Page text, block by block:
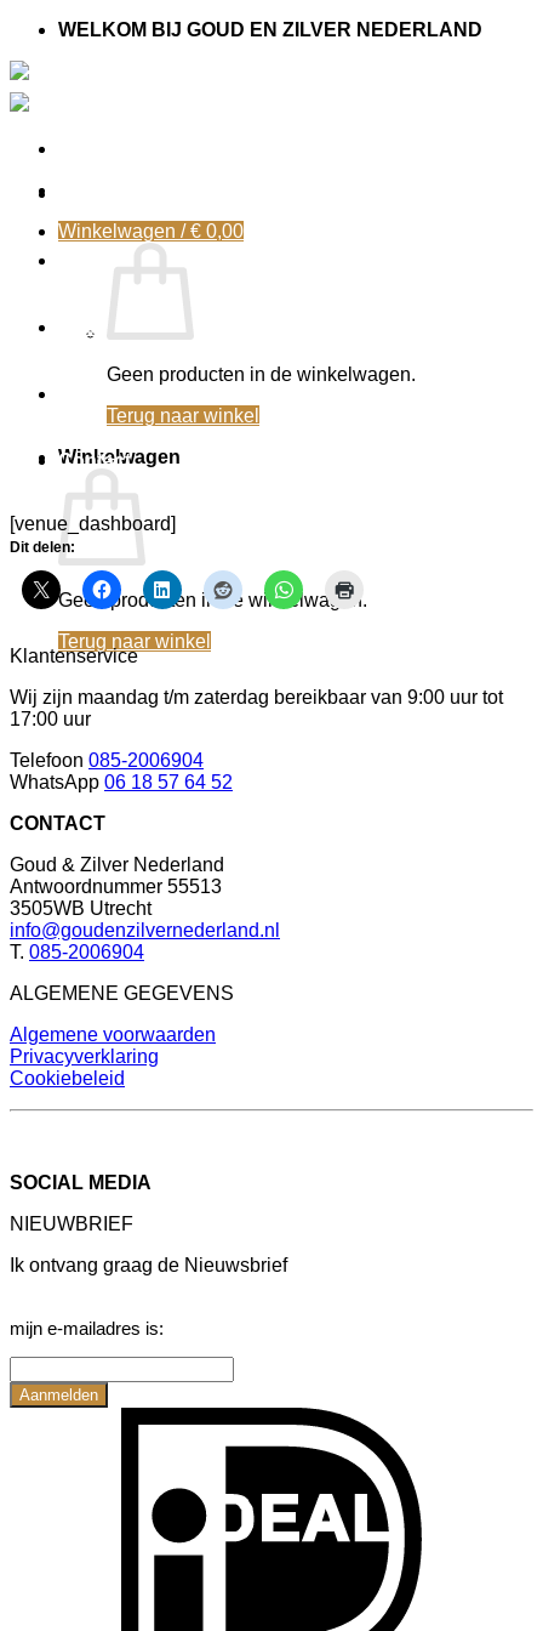
inhoud
WELKOM BIJ GOUD EN ZILVER NEDERLAND
Winkelwagen /€ 0,00
Geen producten in de winkelwagen.
Terug naar winkel
Winkelwagen
Geen producten in de winkelwagen.
Terug naar winkel
Agenda
Contact
[venue_dashboard]
Dit delen:
Klantenservice
Wij zijn maandag t/m zaterdag bereikbaar van 9:00 uur tot
17:00 uur
Telefoon 085-2006904
WhatsApp 06 18 57 64 52
CONTACT
Goud & Zilver Nederland
Antwoordnummer 55513
3505WB Utrecht
info@goudenzilvernederland.nl
T. 085-2006904
ALGEMENE GEGEVENS
Algemene voorwaarden
Privacyverklaring
Cookiebeleid
SOCIAL MEDIA
NIEUWBRIEF
Ik ontvang graag de Nieuwsbrief
mijn e-mailadres is: